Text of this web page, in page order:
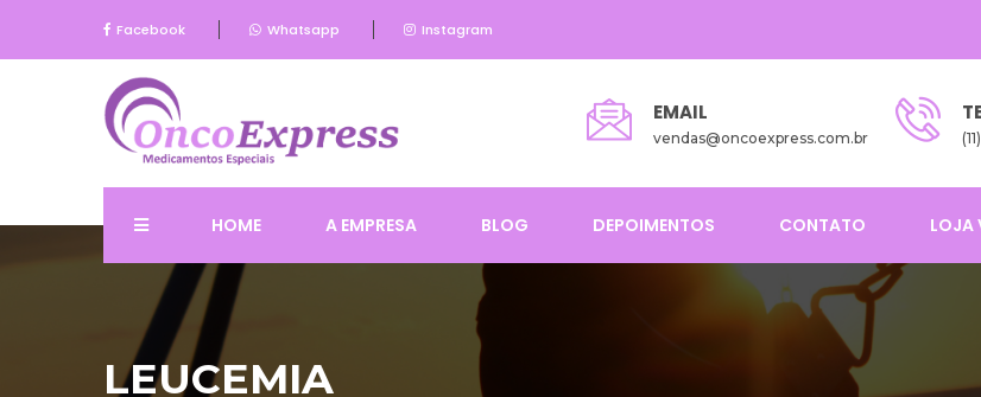
Facebook Whatsapp Instagram
EMAIL
vendas@oncoexpress.com.br
HOME A EMPRESA BLOG DEPOIMENTOS CONTATO LOJA
LEUCEMIA